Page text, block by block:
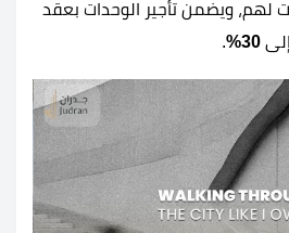
لهم، ويضمن تأجير الوحدات بعقد
إلى 30%
.